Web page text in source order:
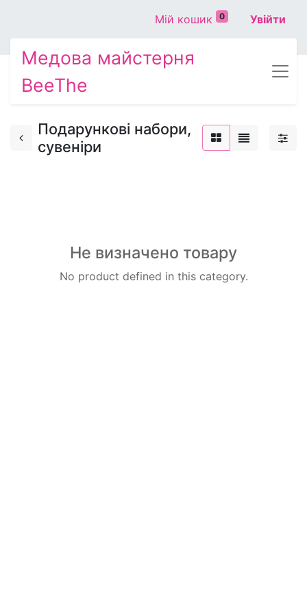
Мій кошик 0 Увійти
Медова майстерня
BeeThe
Подарункові набори,
сувеніри
Не визначено товару
No product defined in this category.